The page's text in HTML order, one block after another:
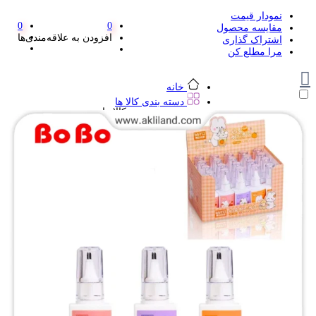
نمودار قیمت
مقایسه محصول
اشتراک گذاری
مرا مطلع کن
0
افزودن به علاقه‌مندی‌ها
0
خانه
دسته بندی کالا ها
دسته بندی کالا ها
لوازم تحریر و هنر
لوازم تحریر و هنر
خط کش و گونیا
کوله پشتی
کاتر فانتزی
بوک مارک
ماشین حساب